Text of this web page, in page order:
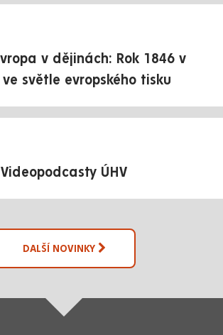
v dějinách: Rok 1846 v
ve světle evropského tisku
Videopodcasty ÚHV
DALŠÍ NOVINKY